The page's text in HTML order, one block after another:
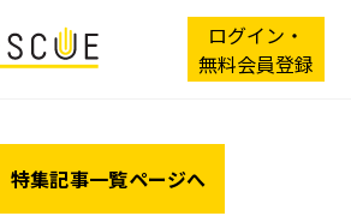
ログイン・
無料会員登録
特集記事一覧ページへ